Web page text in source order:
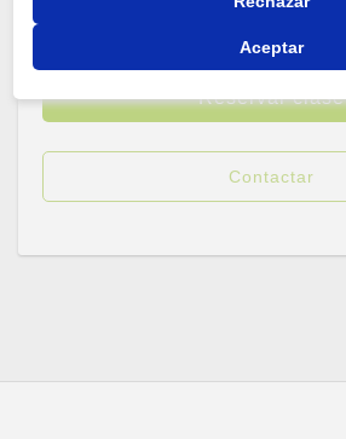
Reservar clase
Contactar
Aceptar